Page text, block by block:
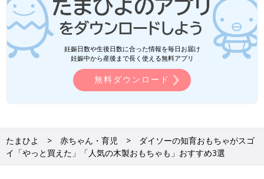
妊娠日数や生後日数に合った情報を毎日お届け
妊娠中から産後まで長く使える無料アプリ
無料ダウンロード
たまひよ 赤ちゃん・育児
ダイソーの知育おもちゃがスゴ
イ「やっと買えた」「人気の木製おもちゃも」おすすめ3選